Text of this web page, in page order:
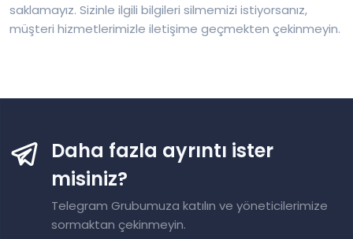
saklamayız. Sizinle ilgili bilgileri silmemizi istiyorsanız,
müşteri hizmetlerimizle iletişime geçmekten çekinmeyin.
Daha fazla ayrıntı ister
misiniz?
Telegram Grubumuza katılın ve yöneticilerimize
sormaktan çekinmeyin.